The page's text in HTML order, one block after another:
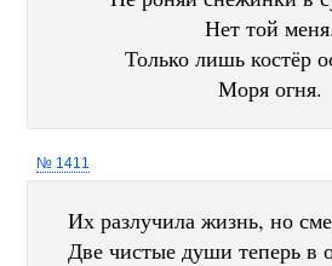
Нет той меня.
Только лишь костёр
Моря огня.
№ 1411
Их разлучила жизнь, но
Две чистые души теперь в